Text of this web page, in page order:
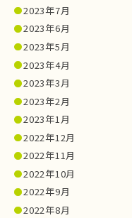
2023年7月
2023年6月
2023年5月
2023年4月
2023年3月
2023年2月
2023年1月
2022年12月
2022年11月
2022年10月
2022年9月
2022年8月